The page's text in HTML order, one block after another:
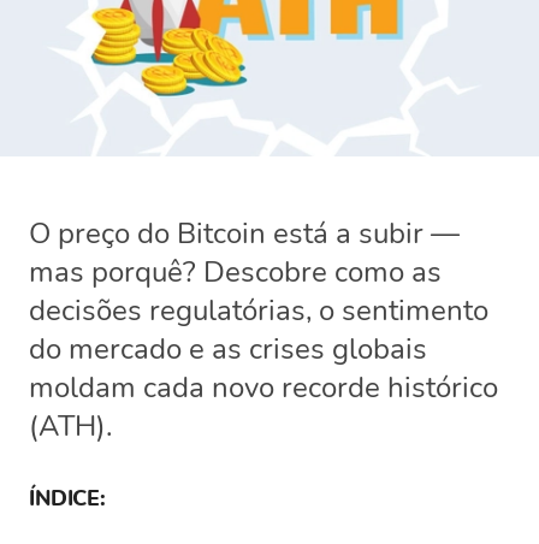
O preço do Bitcoin está a subir —
mas porquê? Descobre como as
decisões regulatórias, o sentimento
do mercado e as crises globais
moldam cada novo recorde histórico
(ATH).
ÍNDICE: